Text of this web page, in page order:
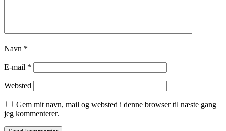
Navn *
E-mail *
Websted
Gem mit navn, mail og websted i denne browser til næste gang
jeg kommenterer.